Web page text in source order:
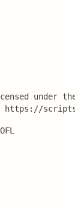
under
https://